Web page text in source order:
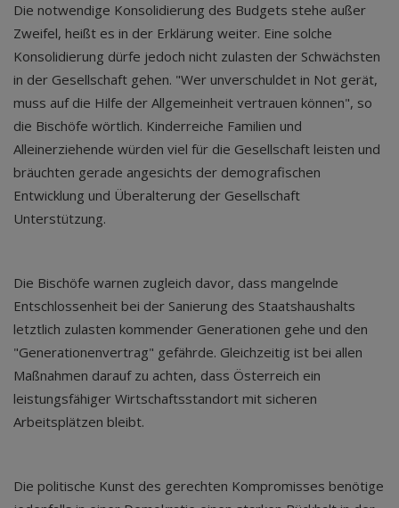
Die notwendige Konsolidierung des Budgets stehe außer
Zweifel, heißt es in der Erklärung weiter. Eine solche
Konsolidierung dürfe jedoch nicht zulasten der Schwächsten
in der Gesellschaft gehen. "Wer unverschuldet in Not gerät,
muss auf die Hilfe der Allgemeinheit vertrauen können", so
die Bischöfe wörtlich. Kinderreiche Familien und
Alleinerziehende würden viel für die Gesellschaft leisten und
bräuchten gerade angesichts der demografischen
Entwicklung und Überalterung der Gesellschaft
Unterstützung.
Die Bischöfe warnen zugleich davor, dass mangelnde
Entschlossenheit bei der Sanierung des Staatshaushalts
letztlich zulasten kommender Generationen gehe und den
"Generationenvertrag" gefährde. Gleichzeitig ist bei allen
Maßnahmen darauf zu achten, dass Österreich ein
leistungsfähiger Wirtschaftsstandort mit sicheren
Arbeitsplätzen bleibt.
Die politische Kunst des gerechten Kompromisses benötige